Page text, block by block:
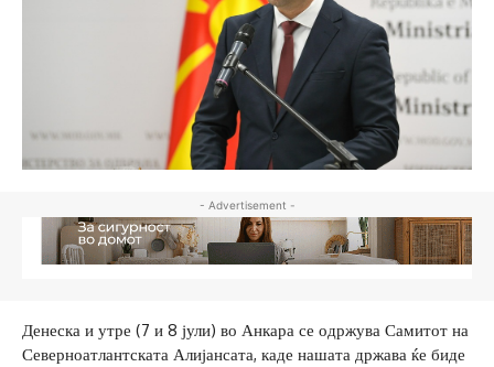
- Advertisement -
Денеска и утре (7 и 8 јули) во Анкара се одржува Самитот на
Северноатлантската Алијансата, каде нашата држава ќе биде